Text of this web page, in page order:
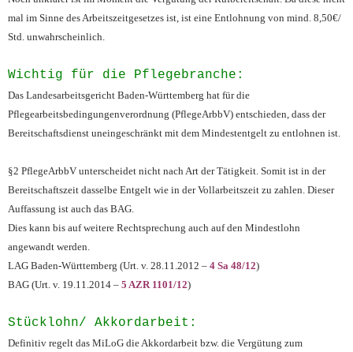
mal im Sinne des Arbeitszeitgesetzes ist, ist eine Entlohnung von mind. 8,50€/
Std. unwahrscheinlich.
Wichtig für die Pflegebranche:
Das Landesarbeitsgericht Baden-Württemberg hat für die
Pflegearbeitsbedingungen­verordnung (PflegeArbbV) entschieden, dass der
Bereitschaftsdienst uneingeschränkt mit dem Mindestentgelt zu entlohnen ist.
§2 PflegeArbbV unterscheidet nicht nach Art der Tätigkeit. Somit ist in der
Bereitschaftszeit dasselbe Entgelt wie in der Vollarbeitszeit zu zahlen. Dieser
Auffassung ist auch das BAG.
Dies kann bis auf weitere Rechtsprechung auch auf den Mindestlohn
angewandt werden.
LAG Baden-Württemberg (Urt. v. 28.11.2012 – 4 Sa 48/12)
BAG (Urt. v. 19.11.2014 – 5 AZR 1101/12)
Stücklohn/ Akkordarbeit:
Definitiv regelt das MiLoG die Akkordarbeit bzw. die Vergütung zum